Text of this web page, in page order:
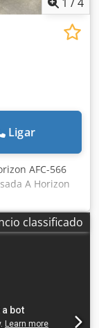
Ligar
AFC-566
A Horizon
automática
brochuras,
trabalhos
- 6 bolsas de
cruzeta para
de trabalho e
classificado